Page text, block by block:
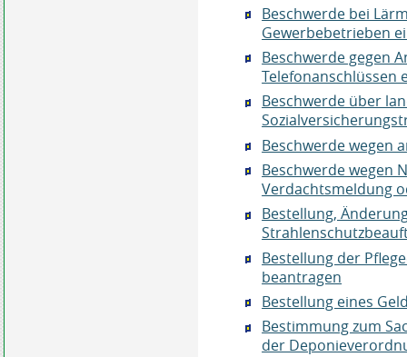
Beschwerde bei
Gewerbebetrieben
Beschwerde gegen
Telefonanschlüssen
Beschwerde über
Beschwerde wegen
Beschwerde wegen
Verdachtsmeldung
Bestellung,
Bestellung der
beantragen
Bestellung eines
Bestimmung zum
der